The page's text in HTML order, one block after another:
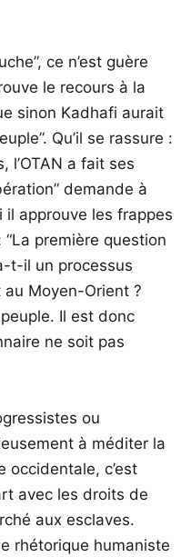
ce n’est guère
le recours à la
sinon Kadhafi aurait
Qu’il se rassure :
l’OTAN a fait ses
demande à
approuve les frappes
première question
t-il un processus
Moyen-Orient ?
Il est donc
ne soit pas
ou
à méditer la
occidentale, c’est
avec les droits de
aux esclaves.
rhétorique humaniste